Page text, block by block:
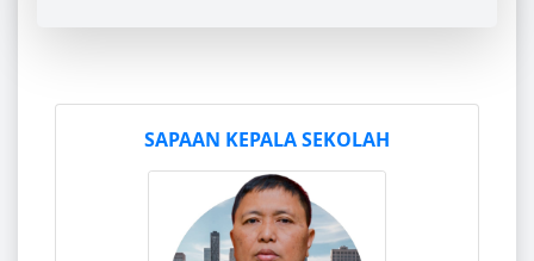
SAPAAN KEPALA SEKOLAH